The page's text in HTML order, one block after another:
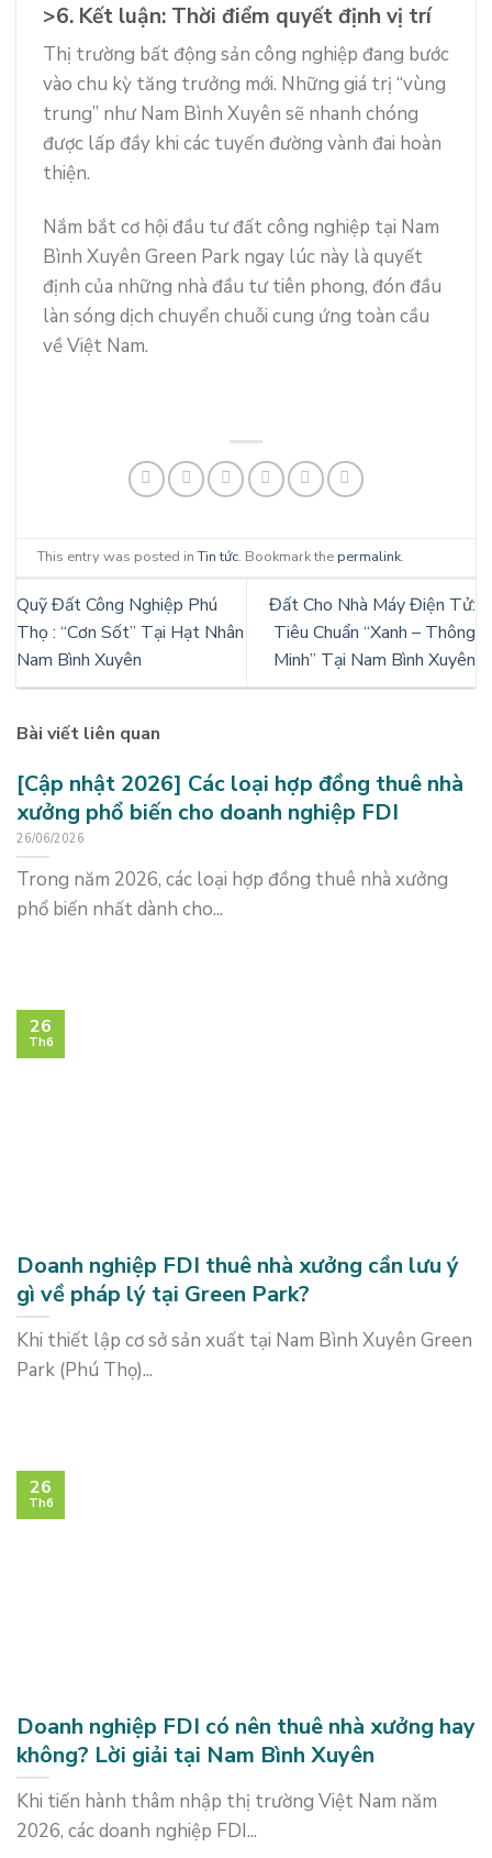
>6. Kết luận: Thời điểm quyết định vị trí
Thị trường bất động sản công nghiệp đang bước
vào chu kỳ tăng trưởng mới. Những giá trị “vùng
trung” như Nam Bình Xuyên sẽ nhanh chóng
được lấp đầy khi các tuyến đường vành đai hoàn
thiện.
Nắm bắt cơ hội đầu tư đất công nghiệp tại Nam
Bình Xuyên Green Park ngay lúc này là quyết
định của những nhà đầu tư tiên phong, đón đầu
làn sóng dịch chuyển chuỗi cung ứng toàn cầu
về Việt Nam.
This entry was posted inTin tức. Bookmark the permalink.
Quỹ Đất Công Nghiệp Phú
Thọ : “Cơn Sốt” Tại Hạt Nhân
Nam Bình Xuyên
Đất Cho Nhà Máy Điện Tử:
Tiêu Chuẩn “Xanh – Thông
Minh” Tại Nam Bình Xuyên
Bài viết liên quan
[Cập nhật 2026] Các loại hợp đồng thuê nhà
xưởng phổ biến cho doanh nghiệp FDI
26/06/2026
Trong năm 2026, các loại hợp đồng thuê nhà xưởng
phổ biến nhất dành cho...
Doanh nghiệp FDI thuê nhà xưởng cần lưu ý
gì về pháp lý tại Green Park?
Khi thiết lập cơ sở sản xuất tại Nam Bình Xuyên Green
Park (Phú Thọ)...
26
Th6
Doanh nghiệp FDI có nên thuê nhà xưởng hay
không? Lời giải tại Nam Bình Xuyên
Khi tiến hành thâm nhập thị trường Việt Nam năm
2026, các doanh nghiệp FDI...
26
Th6